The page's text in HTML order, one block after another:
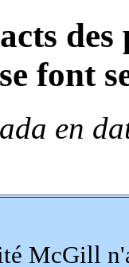
des
font
en
McGill